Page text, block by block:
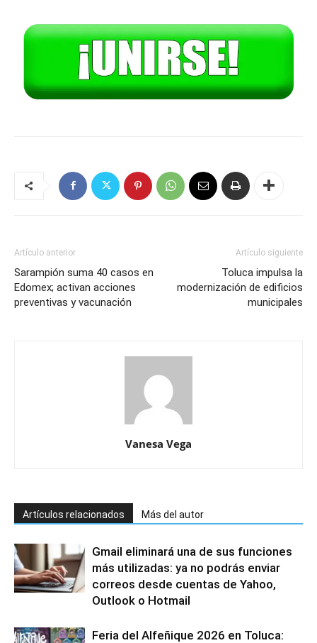
Artículo anterior
Sarampión suma 40 casos en
Edomex; activan acciones
preventivas y vacunación
Artículo siguiente
Toluca impulsa la
modernización de edificios
municipales
Vanesa Vega
Artículos relacionados Más del autor
Gmail eliminará una de sus funciones
más utilizadas: ya no podrás enviar
correos desde cuentas de Yahoo,
Outlook o Hotmail
Feria del Alfeñique 2026 en Toluca: